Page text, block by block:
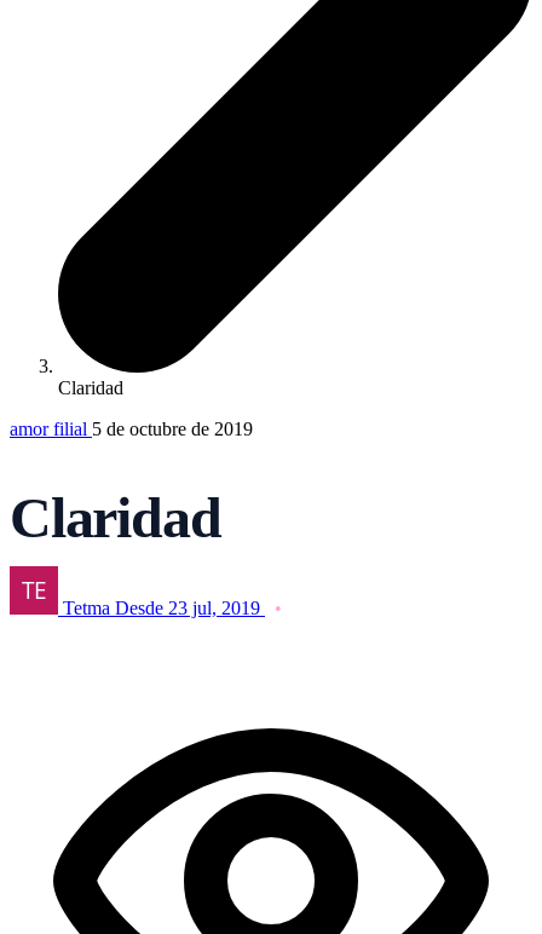
Claridad
amor filial 5 de octubre de 2019
Claridad
Tetma Desde 23 jul, 2019